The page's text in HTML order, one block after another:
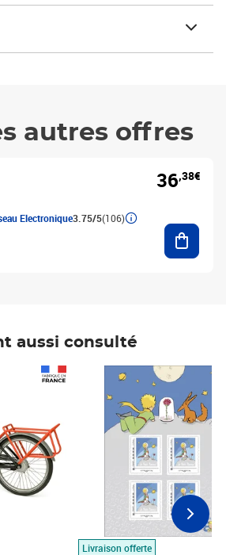
autres offres
Electronique3.75/5(106)
36,38€
aussi consulté
Livraison offerte
Prix 7,50€